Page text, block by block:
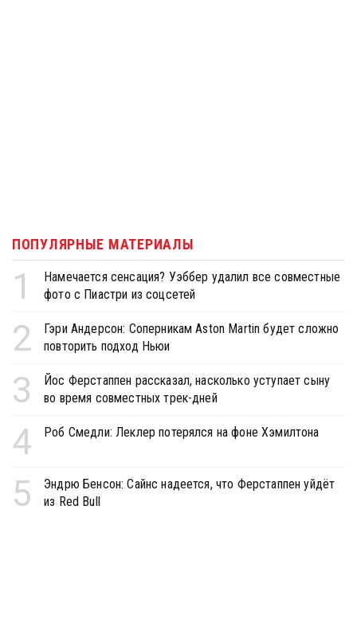
ПОПУЛЯРНЫЕ МАТЕРИАЛЫ
1
Намечается сенсация? Уэббер удалил все совместные
фото с Пиастри из соцсетей
2
Гэри Андерсон: Соперникам Aston Martin будет сложно
повторить подход Ньюи
3
Йос Ферстаппен рассказал, насколько уступает сыну
во время совместных трек-дней
4 Роб Смедли: Леклер потерялся на фоне Хэмилтона
5
Эндрю Бенсон: Сайнс надеется, что Ферстаппен уйдёт
из Red Bull